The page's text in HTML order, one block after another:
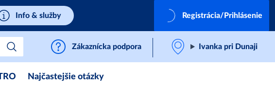
Info & služby Registrácia/Prihlásenie
Zákaznícka podpora Ivanka pri Dunaji
Najčastejšie otázky